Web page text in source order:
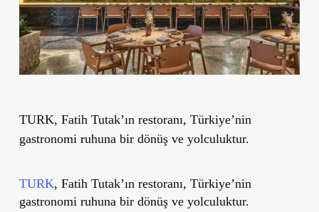
TURK, Fatih Tutak’ın restoranı, Türkiye’nin
gastronomi ruhuna bir dönüş ve yolculuktur.
TURK, Fatih Tutak’ın restoranı, Türkiye’nin
gastronomi ruhuna bir dönüş ve yolculuktur.